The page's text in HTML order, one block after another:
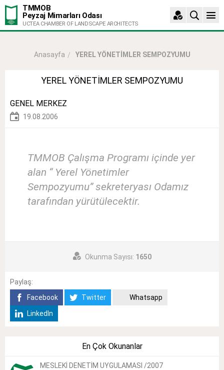
TMMOB
Peyzaj Mimarları Odası
UCTEA CHAMBER OF LANDSCAPE ARCHITECTS
Anasayfa YEREL YÖNETİMLER SEMPOZYUMU
YEREL YÖNETİMLER SEMPOZYUMU
GENEL MERKEZ
19.08.2006
TMMOB Çalışma Programı içinde yer
alan “ Yerel Yönetimler
Sempozyumu” sekreteryası Odamız
tarafından yürütülecektir.
Okunma Sayısı: 1650
Paylaş:
Facebook
Twitter
Whatsapp
LinkedIn
En Çok Okunanlar
MESLEKİ DENETİM UYGULAMASI /2007